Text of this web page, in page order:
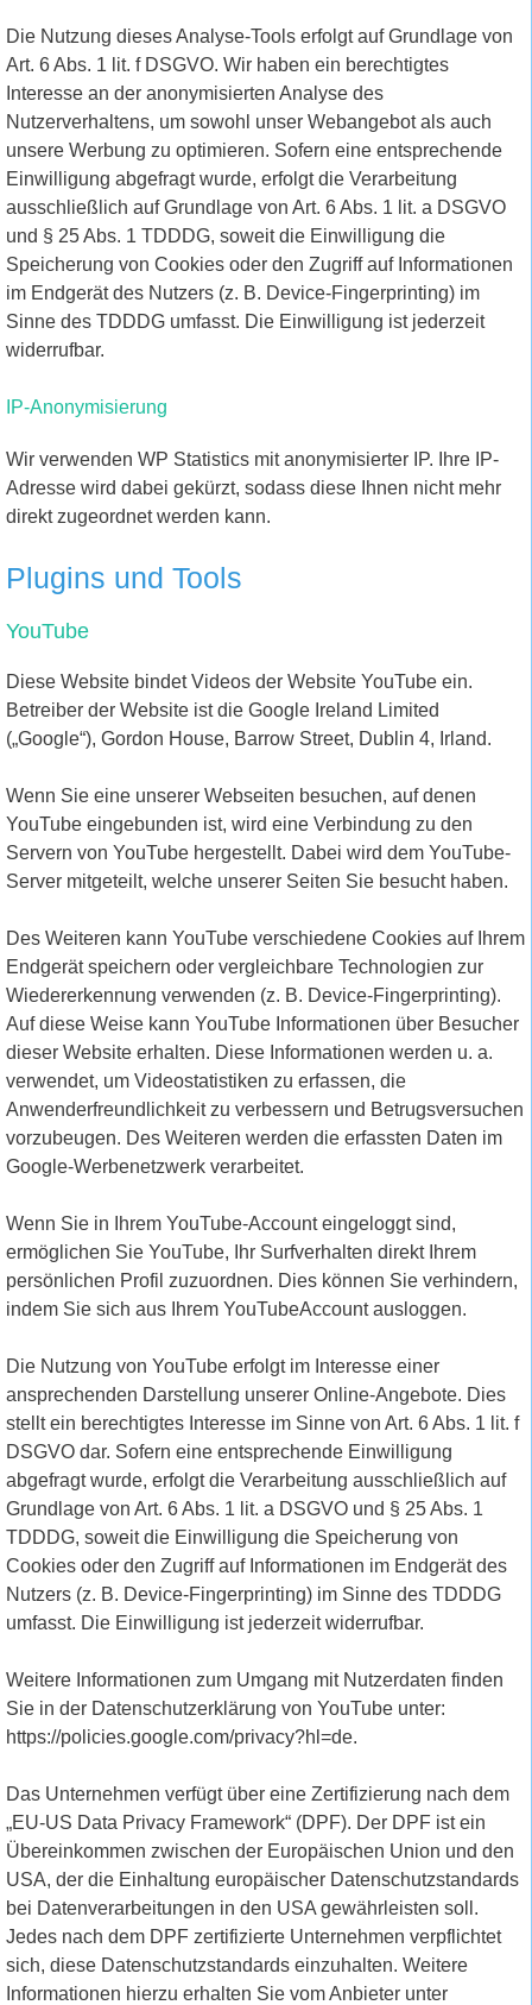
Die Nutzung dieses Analyse-Tools erfolgt auf Grundlage von
Art. 6 Abs. 1 lit. f DSGVO. Wir haben ein berechtigtes
Interesse an der anonymisierten Analyse des
Nutzerverhaltens, um sowohl unser Webangebot als auch
unsere Werbung zu optimieren. Sofern eine entsprechende
Einwilligung abgefragt wurde, erfolgt die Verarbeitung
ausschließlich auf Grundlage von Art. 6 Abs. 1 lit. a DSGVO
und § 25 Abs. 1 TDDDG, soweit die Einwilligung die
Speicherung von Cookies oder den Zugriff auf Informationen
im Endgerät des Nutzers (z. B. Device-Fingerprinting) im
Sinne des TDDDG umfasst. Die Einwilligung ist jederzeit
widerrufbar.
IP-Anonymisierung
Wir verwenden WP Statistics mit anonymisierter IP. Ihre IP-
Adresse wird dabei gekürzt, sodass diese Ihnen nicht mehr
direkt zugeordnet werden kann.
Plugins und Tools
YouTube
Diese Website bindet Videos der Website YouTube ein.
Betreiber der Website ist die Google Ireland Limited
(„Google“), Gordon House, Barrow Street, Dublin 4, Irland.
Wenn Sie eine unserer Webseiten besuchen, auf denen
YouTube eingebunden ist, wird eine Verbindung zu den
Servern von YouTube hergestellt. Dabei wird dem YouTube-
Server mitgeteilt, welche unserer Seiten Sie besucht haben.
Des Weiteren kann YouTube verschiedene Cookies auf Ihrem
Endgerät speichern oder vergleichbare Technologien zur
Wiedererkennung verwenden (z. B. Device-Fingerprinting).
Auf diese Weise kann YouTube Informationen über Besucher
dieser Website erhalten. Diese Informationen werden u. a.
verwendet, um Videostatistiken zu erfassen, die
Anwenderfreundlichkeit zu verbessern und Betrugsversuchen
vorzubeugen. Des Weiteren werden die erfassten Daten im
Google-Werbenetzwerk verarbeitet.
Wenn Sie in Ihrem YouTube-Account eingeloggt sind,
ermöglichen Sie YouTube, Ihr Surfverhalten direkt Ihrem
persönlichen Profil zuzuordnen. Dies können Sie verhindern,
indem Sie sich aus Ihrem YouTubeAccount ausloggen.
Die Nutzung von YouTube erfolgt im Interesse einer
ansprechenden Darstellung unserer Online-Angebote. Dies
stellt ein berechtigtes Interesse im Sinne von Art. 6 Abs. 1 lit. f
DSGVO dar. Sofern eine entsprechende Einwilligung
abgefragt wurde, erfolgt die Verarbeitung ausschließlich auf
Grundlage von Art. 6 Abs. 1 lit. a DSGVO und § 25 Abs. 1
TDDDG, soweit die Einwilligung die Speicherung von
Cookies oder den Zugriff auf Informationen im Endgerät des
Nutzers (z. B. Device-Fingerprinting) im Sinne des TDDDG
umfasst. Die Einwilligung ist jederzeit widerrufbar.
Weitere Informationen zum Umgang mit Nutzerdaten finden
Sie in der Datenschutzerklärung von YouTube unter:
https://policies.google.com/privacy?hl=de.
Das Unternehmen verfügt über eine Zertifizierung nach dem
„EU-US Data Privacy Framework“ (DPF). Der DPF ist ein
Übereinkommen zwischen der Europäischen Union und den
USA, der die Einhaltung europäischer Datenschutzstandards
bei Datenverarbeitungen in den USA gewährleisten soll.
Jedes nach dem DPF zertifizierte Unternehmen verpflichtet
sich, diese Datenschutzstandards einzuhalten. Weitere
Informationen hierzu erhalten Sie vom Anbieter unter